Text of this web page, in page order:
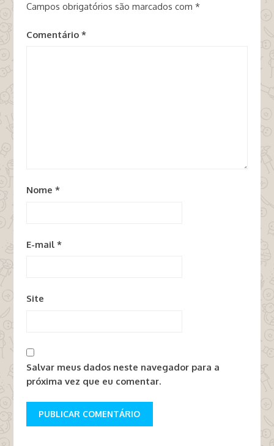
Campos obrigatórios são marcados com *
Comentário *
Nome *
E-mail *
Site
Salvar meus dados neste navegador para a
próxima vez que eu comentar.